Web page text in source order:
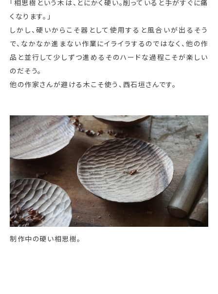
「相思樹という木は、とにかく硬い。削っていると手がすぐに痛
くなります。」
しかし、硬いからこそ器として使用すると風合いが出るそう
で、なかなか進まない作業にイライラするのではなく、他の作
品と並行して少しずつ進めるそのハードな過程こそが楽しい
のだそう。
他の作家さんが避ける木こそ使う、西石垣さんです。
制作中の硬い相思樹。